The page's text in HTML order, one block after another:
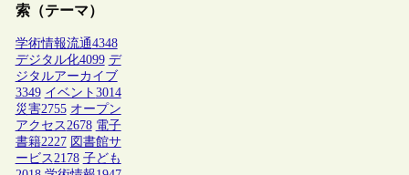
索（テーマ）
学術情報流通4348
デジタル化4099 デ
ジタルアーカイブ
3349 イベント 3014
災害2755 オープン
アクセス 2678 電子
書籍2227 図書館サ
ービス 2178 子ども